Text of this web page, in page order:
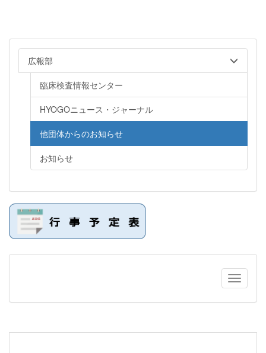
広報部
臨床検査情報センター
HYOGOニュース・ジャーナル
他団体からのお知らせ
お知らせ